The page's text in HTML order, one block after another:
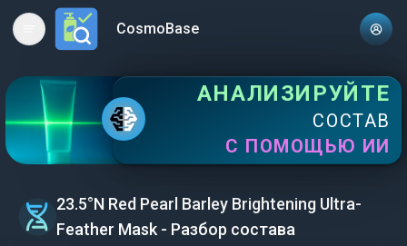
Open main menuCosmoBase
АНАЛИЗИРУЙТЕ
СОСТАВ
С ПОМОЩЬЮ ИИ
23.5°N Red Pearl Barley Brightening Ultra-
Feather Mask - Разбор состава